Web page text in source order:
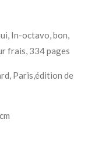
In-octavo, bon,
frais, 334 pages
Paris,édition de